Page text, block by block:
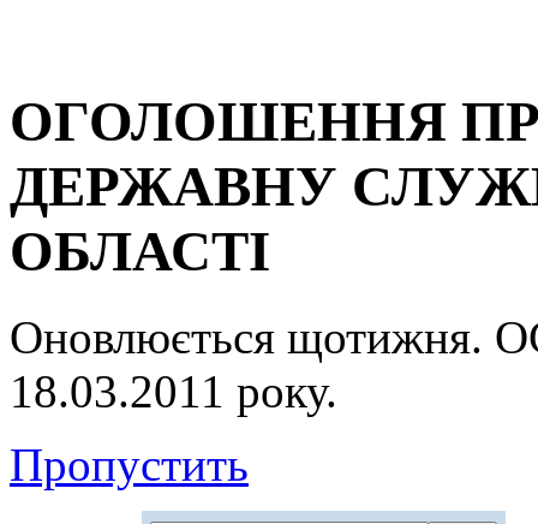
ОГОЛОШЕННЯ
ДЕРЖАВНУ
ОБЛАСТІ
Оновлюється
18.03.2011 року.
Пропустить